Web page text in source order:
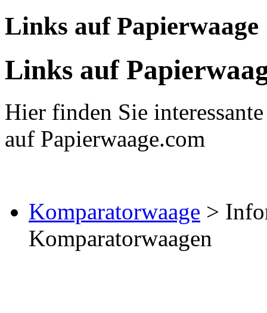
Links auf Papierwaage
Links auf
Hier finden Sie
auf Papierwaage.com
Komparatorwaage >
Komparatorwaagen